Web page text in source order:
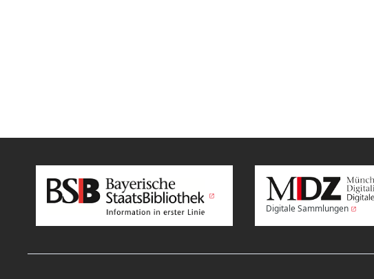
Digitale Sammlungen